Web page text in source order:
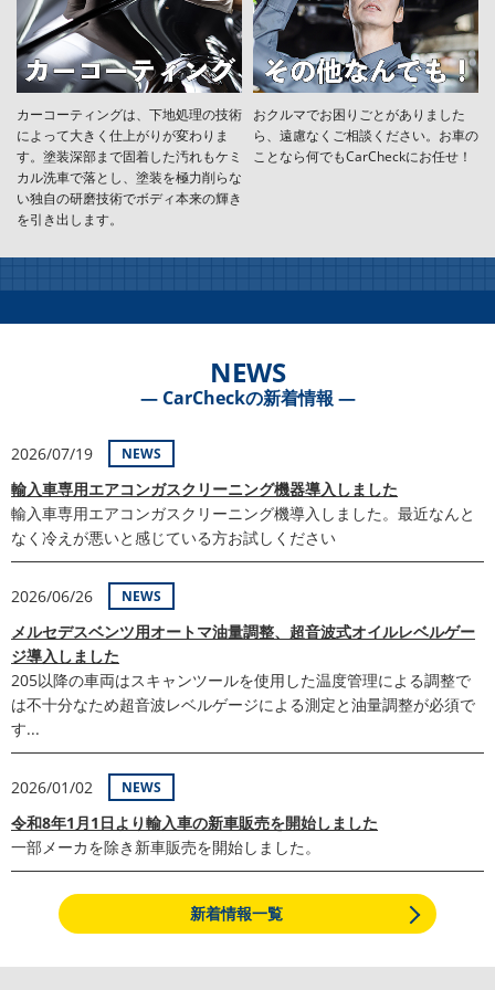
カーコーティングは、下地処理の技術
によって大きく仕上がりが変わりま
す。塗装深部まで固着した汚れもケミ
カル洗車で落とし、塗装を極力削らな
い独自の研磨技術でボディ本来の輝き
を引き出します。
おクルマでお困りごとがありました
ら、遠慮なくご相談ください。お車の
ことなら何でもCarCheckにお任せ！
NEWS
― CarCheckの新着情報 ―
2026/07/19 NEWS
輸入車専用エアコンガスクリーニング機器導入しました
輸入車専用エアコンガスクリーニング機導入しました。最近なんと
なく冷えが悪いと感じている方お試しください
2026/06/26 NEWS
メルセデスベンツ用オートマ油量調整、超音波式オイルレベルゲー
ジ導入しました
205以降の車両はスキャンツールを使用した温度管理による調整で
は不十分なため超音波レベルゲージによる測定と油量調整が必須で
す...
2026/01/02 NEWS
令和8年1月1日より輸入車の新車販売を開始しました
一部メーカを除き新車販売を開始しました。
新着情報一覧